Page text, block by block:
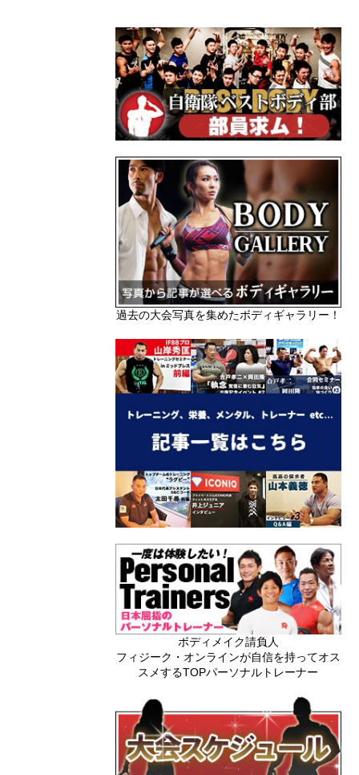
過去の大会写真を集めたボディギャラリー！
ボディメイク請負人
フィジーク・オンラインが自信を持ってオス
スメするTOPパーソナルトレーナー